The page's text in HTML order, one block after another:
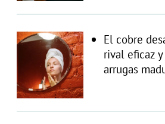
El cobre
rival eficaz
arrugas